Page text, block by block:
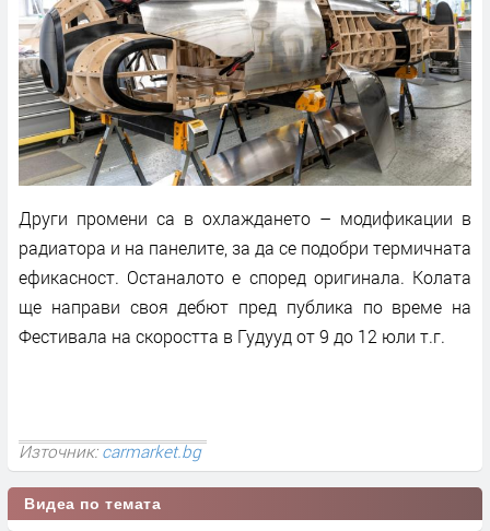
Други промени са в охлаждането – модификации в
радиатора и на панелите, за да се подобри термичната
ефикасност. Останалото е според оригинала. Колата
ще направи своя дебют пред публика по време на
Фестивала на скоростта в Гудууд от 9 до 12 юли т.г.
Източник: carmarket.bg
Видеа по темата